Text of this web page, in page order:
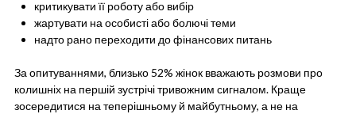
критикувати її роботу або вибір
жартувати на особисті або болючі теми
надто рано переходити до фінансових питань
За опитуваннями, близько 52% жінок вважають розмови про
колишніх на першій зустрічі тривожним сигналом. Краще
зосередитися на теперішньому й майбутньому, а не на